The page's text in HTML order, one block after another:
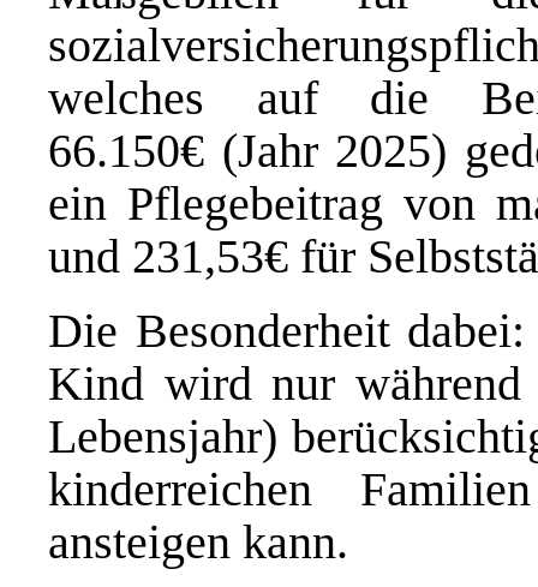
welches auf die
66.150€ (Jahr 2025)
ein Pflegebeitrag von
und 231,53€ für
Die Besonderheit
Kind wird nur während
Lebensjahr)
kinderreichen
ansteigen kann.